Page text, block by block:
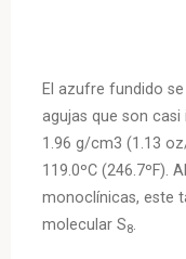
El azufre fundido
agujas que son
1.96 g/cm3 (1.13
119.0ºC (246.7ºF).
monoclínicas, este
molecular S8.